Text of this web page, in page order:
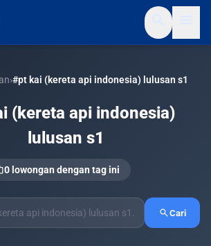
›#pt kai (kereta api indonesia) lulusan s1
(kereta api indonesia)
lulusan s1
0 lowongan dengan tag ini
searchCari